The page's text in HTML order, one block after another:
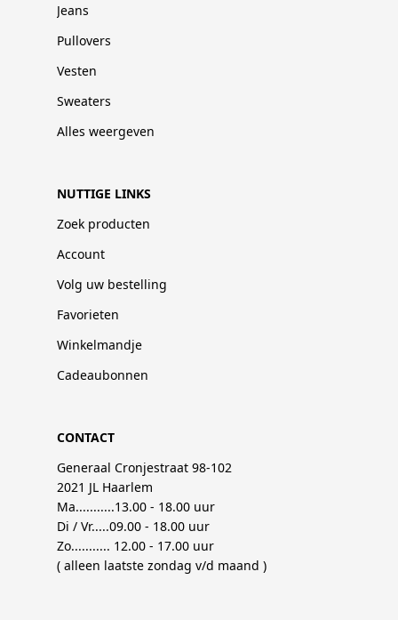
Jeans
Pullovers
Vesten
Sweaters
Alles weergeven
NUTTIGE LINKS
Zoek producten
Account
Volg uw bestelling
Favorieten
Winkelmandje
Cadeaubonnen
CONTACT
Generaal Cronjestraat 98-102
2021 JL Haarlem
Ma...........13.00 - 18.00 uur
Di / Vr.....09.00 - 18.00 uur
Zo........... 12.00 - 17.00 uur
( alleen laatste zondag v/d maand )